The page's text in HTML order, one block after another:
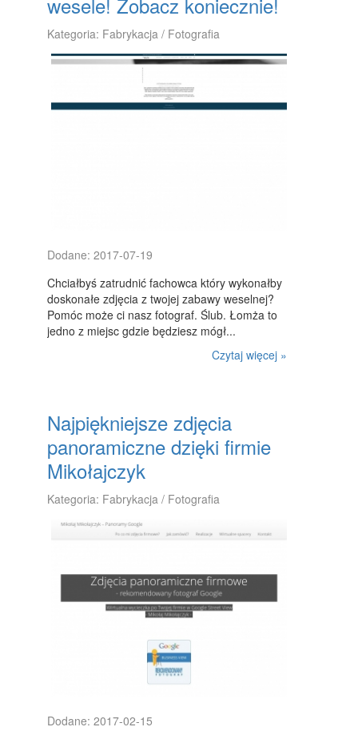
WYPOCZYNEK
ODNOWA BIOLOGICZNA
DIETETYKA, ODCHUDZANIE
KONTAKT
Kategoria: Fabrykacja / Fotografia
Dodane: 2017-07-19
Chciałbyś zatrudnić fachowca który wykonałby
doskonałe zdjęcia z twojej zabawy weselnej?
Pomóc może ci nasz fotograf. Ślub. Łomża to
jedno z miejsc gdzie będziesz mógł...
Czytaj więcej »
Najpiękniejsze zdjęcia
panoramiczne dzięki firmie
Mikołajczyk
Kategoria: Fabrykacja / Fotografia
Dodane: 2017-02-15